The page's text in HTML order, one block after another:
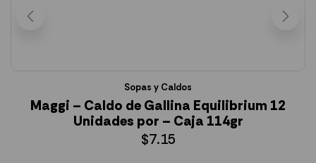
Sopas y Caldos
Maggi – Caldo de Gallina Equilibrium 12
Unidades por – Caja 114gr
$7.15